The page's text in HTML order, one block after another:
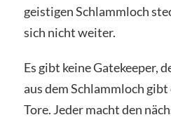
geistigen Schlammloch
sich nicht weiter.
Es gibt keine Gatekeeper,
aus dem Schlammloch gibt
Tore. Jeder macht den